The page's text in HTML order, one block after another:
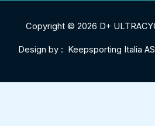
Copyright © 2026 D+
Design by : Keepsporting Italia